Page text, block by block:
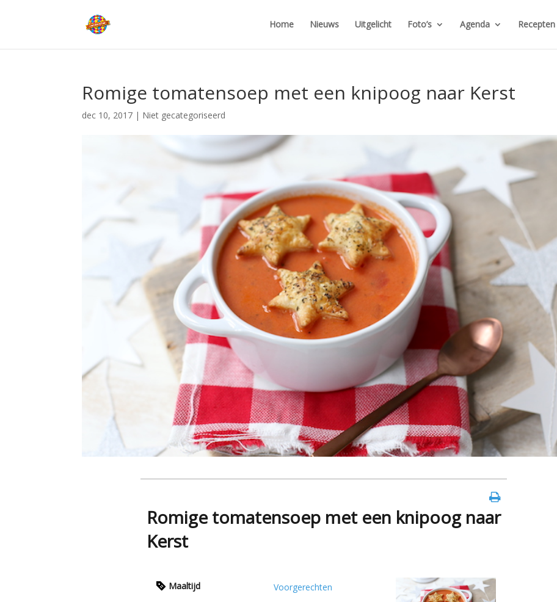
Home Nieuws Uitgelicht Foto’s Agenda Recepten
Romige tomatensoep met een knipoog naar Kerst
dec 10, 2017 | Niet gecategoriseerd
Romige tomatensoep met een knipoog naar
Kerst
Maaltijd Voorgerechten